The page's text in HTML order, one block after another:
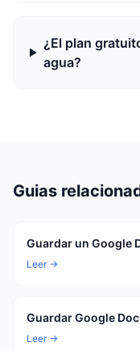
¿El plan
agua?
Guias
Guardar un Google
Leer →
Guardar Google
Leer →